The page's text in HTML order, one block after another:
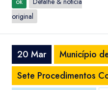
original
20 Mar
Município
Sete Procedimentos